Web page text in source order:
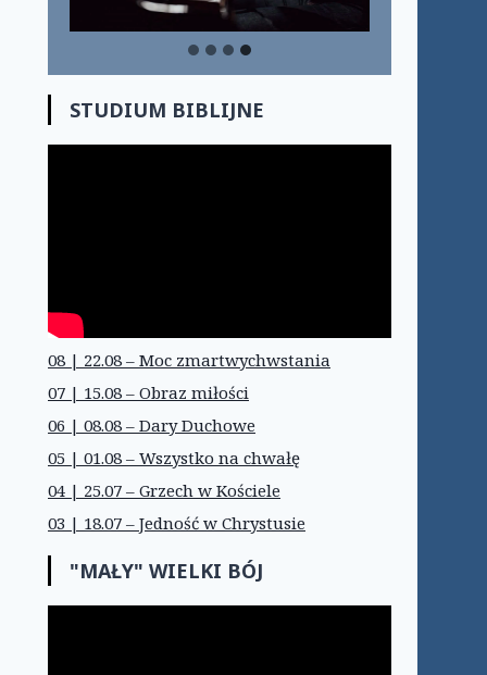
STUDIUM BIBLIJNE
08 | 22.08 – Moc zmartwychwstania
07 | 15.08 – Obraz miłości
06 | 08.08 – Dary Duchowe
05 | 01.08 – Wszystko na chwałę
04 | 25.07 – Grzech w Kościele
03 | 18.07 – Jedność w Chrystusie
"MAŁY" WIELKI BÓJ